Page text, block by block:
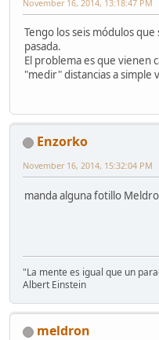
November 16, 2014, 13:18:47 PM
Tengo los seis módulos
pasada.
El problema es que vienen
"medir" distancias a simple
Enzorko
November 16, 2014, 15:32:04 PM
manda alguna fotillo
"La mente es igual que un
Albert Einstein
meldron